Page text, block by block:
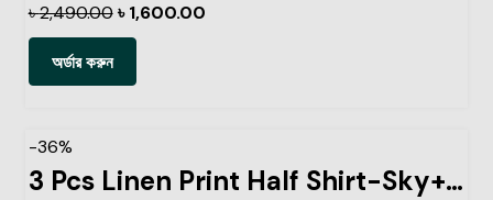
৳2,490.00 ৳1,600.00
অর্ডার করুন
-36%
3 Pcs Linen Print Half Shirt-Sky+Pest+Ash